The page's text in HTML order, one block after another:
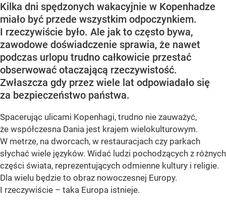
Kilka dni spędzonych wakacyjnie w Kopenhadze
miało być przede wszystkim odpoczynkiem.
I rzeczywiście było. Ale jak to często bywa,
zawodowe doświadczenie sprawia, że nawet
podczas urlopu trudno całkowicie przestać
obserwować otaczającą rzeczywistość.
Zwłaszcza gdy przez wiele lat odpowiadało się
za bezpieczeństwo państwa.
Spacerując ulicami Kopenhagi, trudno nie zauważyć,
że współczesna Dania jest krajem wielokulturowym.
W metrze, na dworcach, w restauracjach czy parkach
słychać wiele języków. Widać ludzi pochodzących z różnych
części świata, reprezentujących odmienne kultury i religie.
Dla wielu będzie to obraz nowoczesnej Europy.
I rzeczywiście – taka Europa istnieje.